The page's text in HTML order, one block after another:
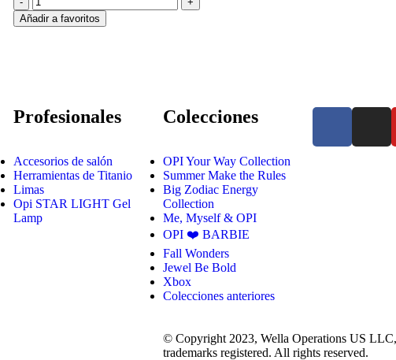
Añadir a favoritos
Profesionales
Accesorios de salón
Herramientas de Titanio
Limas
Opi STAR LIGHT Gel
Lamp
Colecciones
OPI Your Way Collection
Summer Make the Rules
Big Zodiac Energy
Collection
Me, Myself & OPI
OPI ❤️ BARBIE
Fall Wonders
Jewel Be Bold
Xbox
Colecciones anteriores
© Copyright 2023, Wella Operations US
trademarks registered. All rights reserved.